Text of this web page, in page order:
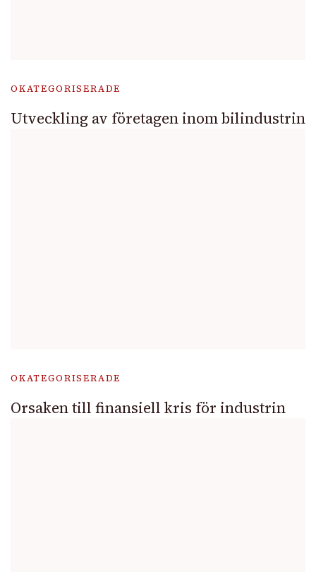
OKATEGORISERADE
Utveckling av företagen inom bilindustrin
OKATEGORISERADE
Orsaken till finansiell kris för industrin